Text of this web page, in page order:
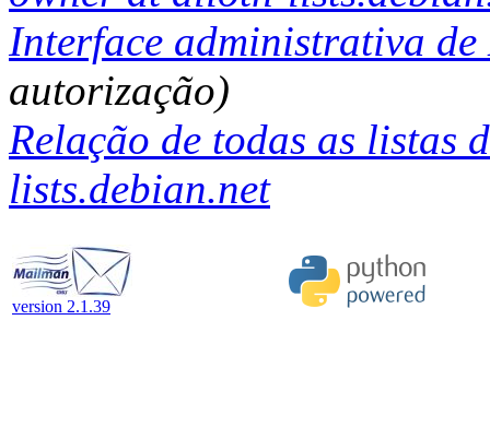
Interface administrativa
autorização)
Relação de todas as listas
lists.debian.net
version 2.1.39